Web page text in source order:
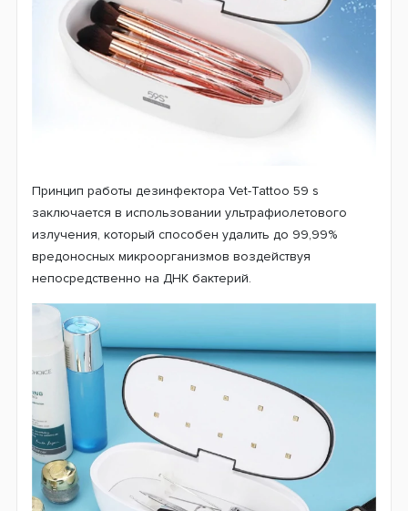
Принцип работы дезинфектора Vet-Tattoo 59 s
заключается в использовании ультрафиолетового
излучения, который способен удалить до 99,99%
вредоносных микроорганизмов воздействуя
непосредственно на ДНК бактерий.